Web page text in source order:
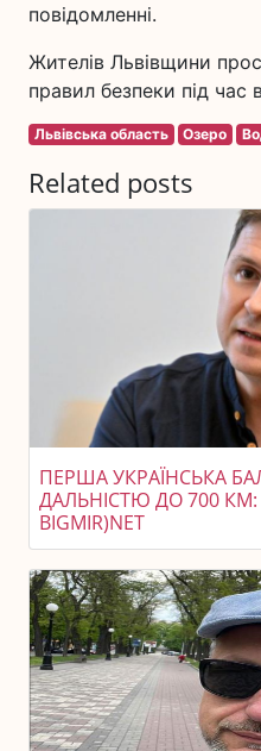
повідомленні.
Жителів Львівщини
правил безпеки під час
Львівська область Озеро
Related posts
ПЕРША УКРАЇНСЬКА
ДАЛЬНІСТЮ ДО 700
BIGMIR)NET